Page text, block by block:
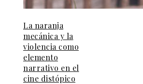
La naranja
mecánica y la
violencia como
elemento
narrativo en el
cine distópico